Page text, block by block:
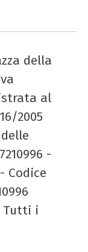
della
al
2005
-
Codice
Tutti i